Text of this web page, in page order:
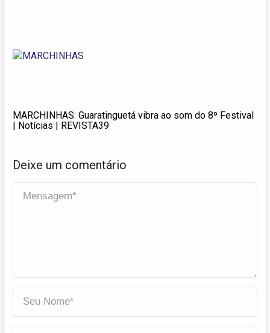
MARCHINHAS: Guaratinguetá vibra ao som do 8º Festival
| Notícias | REVISTA39
Deixe um comentário